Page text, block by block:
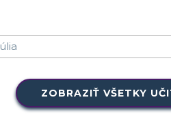
ZOBRAZIŤ VŠETKY